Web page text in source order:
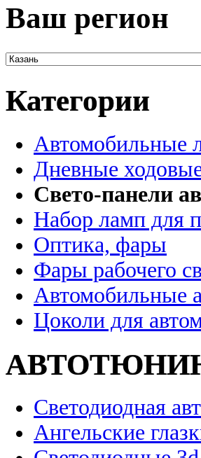
Ваш регион
Категории
Автомобильные
Дневные
Свето-панели
Набор ламп для
Оптика, фары
Фары рабочего
Автомобильные
Цоколи для
Светодиодная
Ангельские